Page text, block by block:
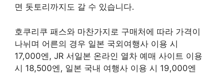
면 돗토리까지도 갈 수 있습니다.
호쿠리쿠 패스와 마찬가지로 구매처에 따라 가격이
나뉘며 어른의 경우 일본 국외여행사 이용 시
17,000엔, JR 서일본 온라인 열차 예매 사이트 이용
시 18,500엔, 일본 국내 여행사 이용 시 19,000엔